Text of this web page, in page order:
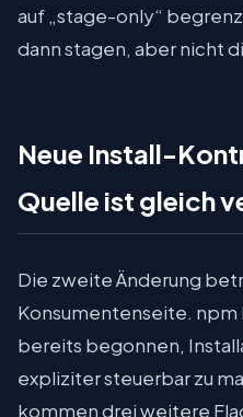
auf „stage-only“
dann stagen, aber nicht
Neue Install-
Quelle ist gleich
Die zweite Änderung
Konsumentenseite.
bereits begonnen,
expliziter steuerbar zu
kommen drei weitere